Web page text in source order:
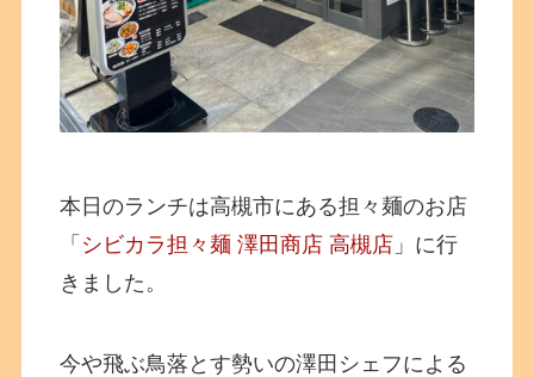
本日のランチは高槻市にある担々麺のお店
「 シビカラ担々麺 澤田商店 高槻店 」に行
きました。
今や飛ぶ鳥落とす勢いの澤田シェフによる